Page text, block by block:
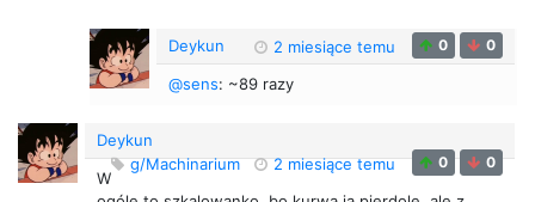
Deykun 2 miesiące temu 0 0
@sens: ~89 razy
Deykun
g/Machinarium
2 miesiące temu 0 0
W